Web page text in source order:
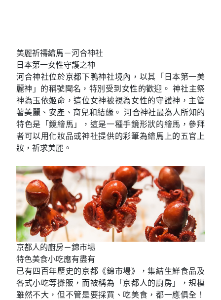
美麗祈禱繪馬－河合神社
日本第一女性守護之神
河合神社位於京都下鴨神社境內，以其「日本第一美
麗神」的稱號聞名，特別受到女性的歡迎。 神社主祭
神為玉依姬命，這位女神被視為女性的守護神，主管
著美麗、安產、育兒和結緣。 河合神社最為人所知的
特色是「鏡繪馬」，這是一種手鏡形狀的繪馬，參拜
者可以用化妝品或神社提供的彩筆為繪馬上的五官上
妝，祈求美麗。
京都人的廚房－錦市場
特色美食小吃應有盡有
已有四百年歷史的京都《錦市場》，集結生鮮食品及
各式小吃等攤販，而被稱為「京都人的廚房」，規模
雖然不大，但不管是要採買、吃美食，都一應俱全！